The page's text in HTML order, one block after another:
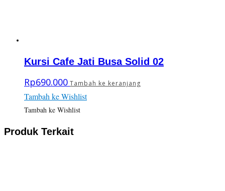
Kursi Cafe Jati Busa Solid 02
Rp690.000 Tambah ke keranjang
Tambah ke Wishlist
Tambah ke Wishlist
Produk Terkait